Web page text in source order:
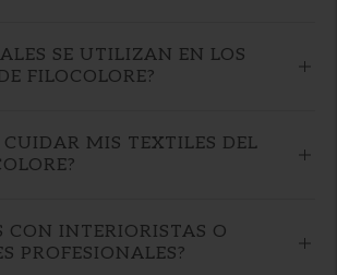
SE UTILIZAN EN LOS
FILOCOLORE?
MIS TEXTILES DEL
CON INTERIORISTAS O
PROFESIONALES?